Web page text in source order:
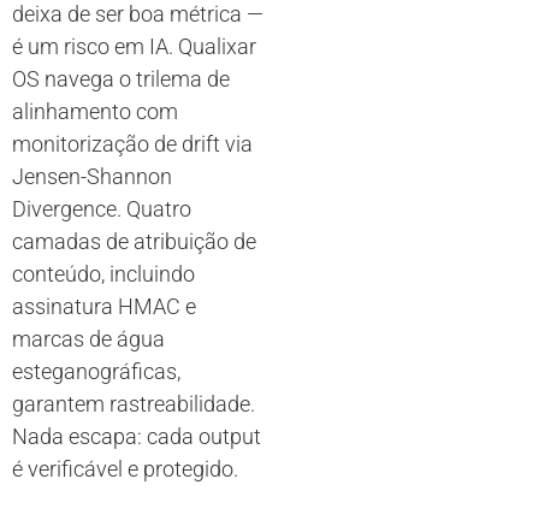
deixa de ser boa métrica —
é um risco em IA. Qualixar
OS navega o trilema de
alinhamento com
monitorização de drift via
Jensen-Shannon
Divergence. Quatro
camadas de atribuição de
conteúdo, incluindo
assinatura HMAC e
marcas de água
esteganográficas,
garantem rastreabilidade.
Nada escapa: cada output
é verificável e protegido.